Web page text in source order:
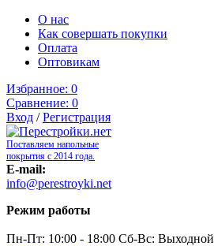
О нас
Как совершать покупки
Оплата
Оптовикам
Избранное: 0
Сравнение: 0
Вход /Регистрация
Поставляем напольные
покрытия с 2014 года.
E-mail:
info@perestroyki.net
Режим работы
Пн-Пт: 10:00 - 18:00 Сб-Вс: Выходной